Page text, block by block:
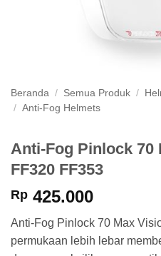
Beranda / Semua Produk /
/ Anti-Fog Helmets
Anti-Fog Pinlock 70
FF320 FF353
Rp 425.000
Anti-Fog Pinlock 70 Max
permukaan lebih lebar